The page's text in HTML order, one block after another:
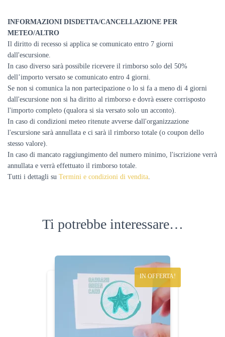
INFORMAZIONI DISDETTA/CANCELLAZIONE PER
METEO/ALTRO
Il diritto di recesso si applica se comunicato entro 7 giorni
dall'escursione.
In caso diverso sarà possibile ricevere il rimborso solo del 50%
dell’importo versato se comunicato entro 4 giorni.
Se non si comunica la non partecipazione o lo si fa a meno di 4 giorni
dall'escursione non si ha diritto al rimborso e dovrà essere corrisposto
l'importo completo (qualora si sia versato solo un acconto).
In caso di condizioni meteo ritenute avverse dall'organizzazione
l'escursione sarà annullata e ci sarà il rimborso totale (o coupon dello
stesso valore).
In caso di mancato raggiungimento del numero minimo, l'iscrizione verrà
annullata e verrà effettuato il rimborso totale.
Tutti i dettagli su Termini e condizioni di vendita.
Ti potrebbe interessare…
IN OFFERTA!